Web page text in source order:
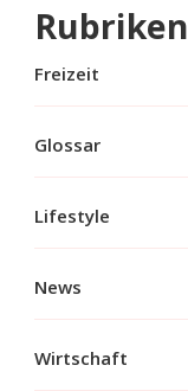
Rubriken
Freizeit
Glossar
Lifestyle
News
Wirtschaft